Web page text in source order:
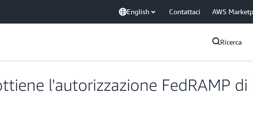
English Contattaci AWS
Ricerca
l'autorizzazione FedRAMP